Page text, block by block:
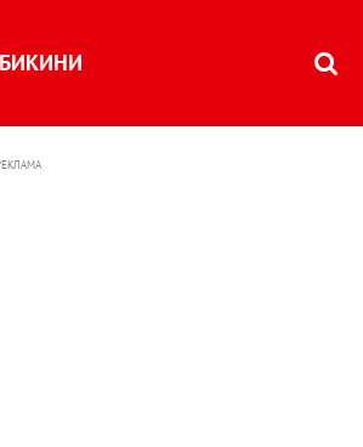
БИКИНИ